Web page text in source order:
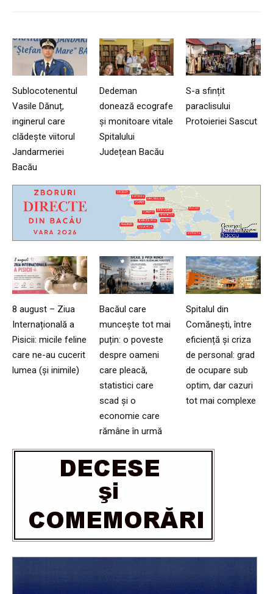
Sublocotenentul
Vasile Dănuț,
inginerul care
clădește viitorul
Jandarmeriei
Bacău
Dedeman
donează ecografe
și monitoare vitale
Spitalului
Județean Bacău
S-a sfințit
paraclisului
Protoieriei Sascut
8 august – Ziua
Internațională a
Pisicii: micile feline
care ne-au cucerit
lumea (și inimile)
Bacăul care
muncește tot mai
puțin: o poveste
despre oameni
care pleacă,
statistici care
scad și o
economie care
rămâne în urmă
Spitalul din
Comănești, între
eficiență și criza
de personal: grad
de ocupare sub
optim, dar cazuri
tot mai complexe